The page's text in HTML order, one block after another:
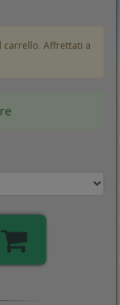
Affrettati a